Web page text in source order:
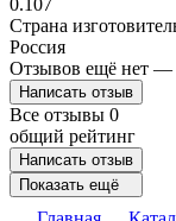
Страна
Россия
Отзывов ещё нет —
Написать отзыв
Все отзывы 0
общий рейтинг
Написать отзыв
Показать ещё